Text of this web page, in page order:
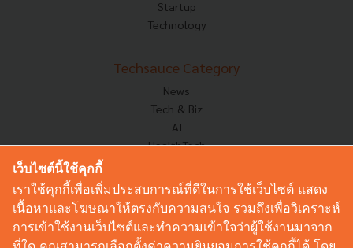
Startup
Technology
Techsauce Category
News
Tech & Biz
AI
HealthTech
Corp Innov
Saucy Thoughts
Based On
Sustainable
เว็บไซต์นี้ใช้คุกกี้
เราใช้คุกกี้เพื่อเพิ่มประสบการณ์ที่ดีในการใช้เว็บไซต์ แสดง
เนื้อหาและโฆษณาให้ตรงกับความสนใจ รวมถึงเพื่อวิเคราะห์
การเข้าใช้งานเว็บไซต์และทำความเข้าใจว่าผู้ใช้งานมาจาก